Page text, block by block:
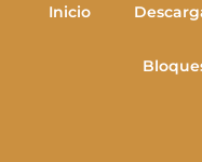
Inicio